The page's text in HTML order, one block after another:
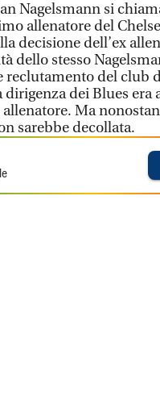
Nagelsmann si
allenatore del
decisione dell’ex
dello stesso
reclutamento del club
dei Blues era
Ma
sarebbe decollata.